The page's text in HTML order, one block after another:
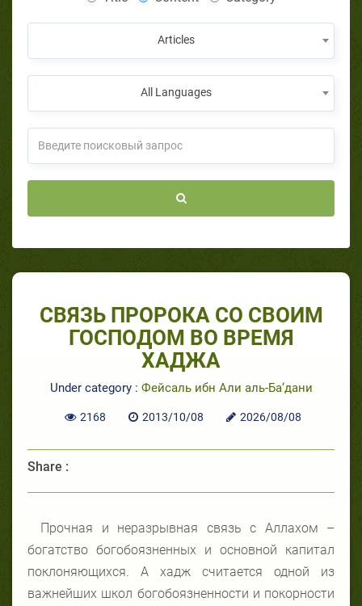
Articles
All Languages
СВЯЗЬ ПРОРОКА СО СВОИМ
ГОСПОДОМ ВО ВРЕМЯ
ХАДЖА
Under category : Фейсаль ибн Али аль-Ба‘дани
2168 2013/10/08 2026/08/08
Share :
Прочная и неразрывная связь с Аллахом –
богатство богобоязненных и основной капитал
поклоняющихся. А хадж считается одной из
важнейших школ богобоязненности и покорности